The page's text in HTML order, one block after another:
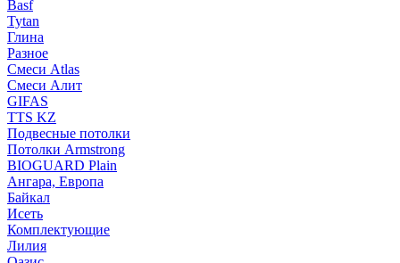
Basf
Tytan
Глина
Разное
Смеси Atlas
Смеси Алит
GIFAS
TTS KZ
Подвесные потолки
Потолки Armstrong
BIOGUARD Plain
Ангара, Европа
Байкал
Исеть
Комплектующие
Лилия